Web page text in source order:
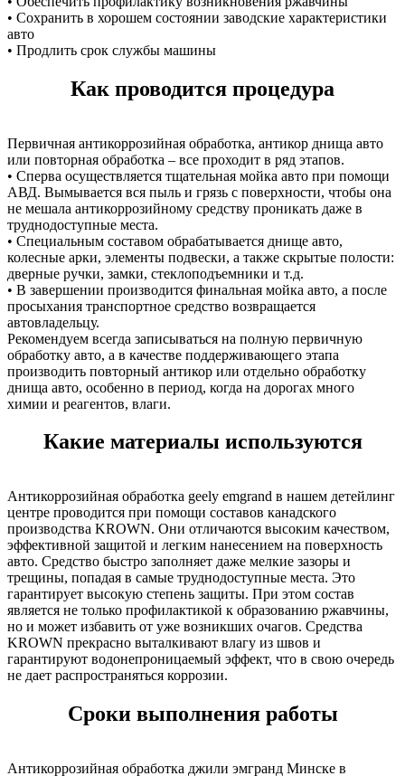
• Сохранить в хорошем состоянии заводские характеристики
авто
• Продлить срок службы машины
Как проводится процедура
Первичная антикоррозийная обработка, антикор днища авто
или повторная обработка – все проходит в ряд этапов.
• Сперва осуществляется тщательная мойка авто при помощи
АВД. Вымывается вся пыль и грязь с поверхности, чтобы она
не мешала антикоррозийному средству проникать даже в
труднодоступные места.
• Специальным составом обрабатывается днище авто,
колесные арки, элементы подвески, а также скрытые полости:
дверные ручки, замки, стеклоподъемники и т.д.
• В завершении производится финальная мойка авто, а после
просыхания транспортное средство возвращается
автовладельцу.
Рекомендуем всегда записываться на полную первичную
обработку авто, а в качестве поддерживающего этапа
производить повторный антикор или отдельно обработку
днища авто, особенно в период, когда на дорогах много
химии и реагентов, влаги.
Какие материалы используются
Антикоррозийная обработка geely emgrand в нашем детейлинг
центре проводится при помощи составов канадского
производства KROWN. Они отличаются высоким качеством,
эффективной защитой и легким нанесением на поверхность
авто. Средство быстро заполняет даже мелкие зазоры и
трещины, попадая в самые труднодоступные места. Это
гарантирует высокую степень защиты. При этом состав
является не только профилактикой к образованию ржавчины,
но и может избавить от уже возникших очагов. Средства
KROWN прекрасно выталкивают влагу из швов и
гарантируют водонепроницаемый эффект, что в свою очередь
не дает распространяться коррозии.
Сроки выполнения работы
Антикоррозийная обработка джили эмгранд Минске в